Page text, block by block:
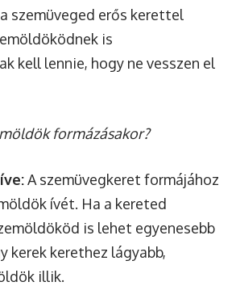
szemüveged erős kerettel
is
kell lennie, hogy ne vesszen el
formázásakor?
A szemüvegkeret formájához
ívét. Ha a kereted
is lehet egyenesebb
kerek kerethez lágyabb,
illik.